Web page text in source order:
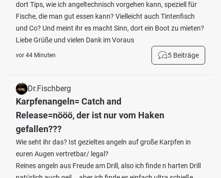
dort Tips, wie ich angeltechnisch vorgehen kann, speziell für
Fische, die man gut essen kann? Vielleicht auch Tintenfisch
und Co? Und meint ihr es macht Sinn, dort ein Boot zu mieten?
Liebe Grüße und vielen Dank im Voraus
vor 44 Minuten 5 Beiträge
Dr.Fischberg
Karpfenangeln= Catch and
Release=nööö, der ist nur vom Haken
gefallen???
Wie seht ihr das? Ist gezieltes angeln auf große Karpfen in
euren Augen vertretbar/ legal?
Reines angeln aus Freude am Drill, also ich finde n harten Drill